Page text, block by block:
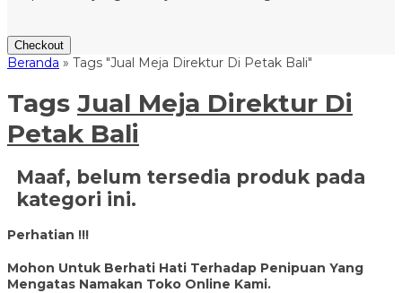
Checkout
Beranda » Tags "Jual Meja Direktur Di Petak Bali"
Tags Jual Meja Direktur Di
Petak Bali
Maaf, belum tersedia produk pada
kategori ini.
Perhatian !!!
Mohon Untuk Berhati Hati Terhadap Penipuan Yang
Mengatas Namakan Toko Online Kami.